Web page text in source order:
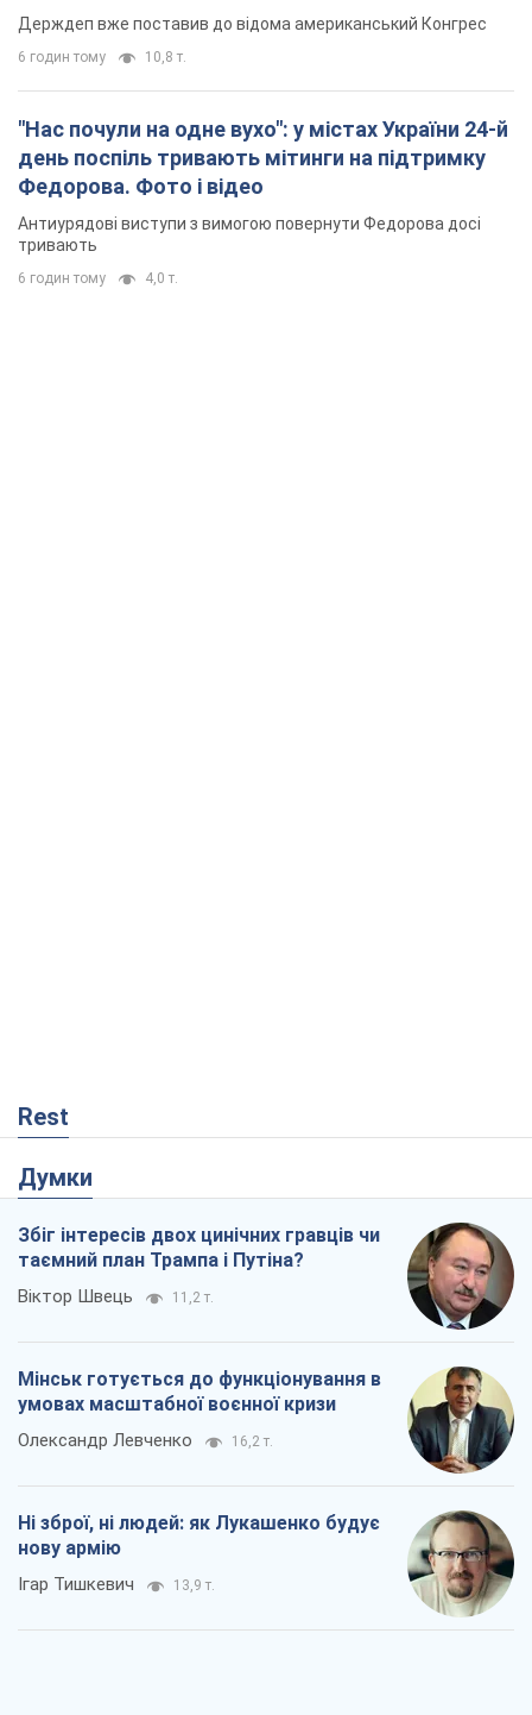
Держдеп вже поставив до відома американський Конгрес
6 годин тому 10,8 т.
"Нас почули на одне вухо": у містах України 24-й
день поспіль тривають мітинги на підтримку
Федорова. Фото і відео
Антиурядові виступи з вимогою повернути Федорова досі
тривають
6 годин тому 4,0 т.
Rest
Думки
Збіг інтересів двох цинічних гравців чи
таємний план Трампа і Путіна?
Віктор Швець 11,2 т.
Мінськ готується до функціонування в
умовах масштабної воєнної кризи
Олександр Левченко 16,2 т.
Ні зброї, ні людей: як Лукашенко будує
нову армію
Ігар Тишкевич 13,9 т.